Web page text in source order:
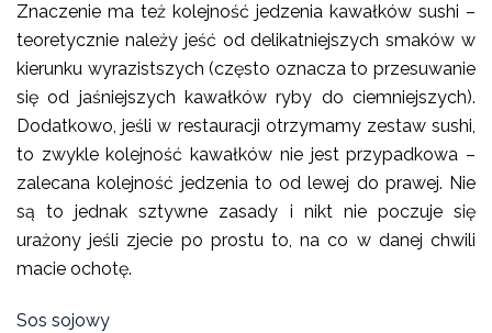
Znaczenie ma też kolejność jedzenia kawałków sushi –
teoretycznie należy jeść od delikatniejszych smaków w
kierunku wyrazistszych (często oznacza to przesuwanie
się od jaśniejszych kawałków ryby do ciemniejszych).
Dodatkowo, jeśli w restauracji otrzymamy zestaw sushi,
to zwykle kolejność kawałków nie jest przypadkowa –
zalecana kolejność jedzenia to od lewej do prawej. Nie
są to jednak sztywne zasady i nikt nie poczuje się
urażony jeśli zjecie po prostu to, na co w danej chwili
macie ochotę.
Sos sojowy